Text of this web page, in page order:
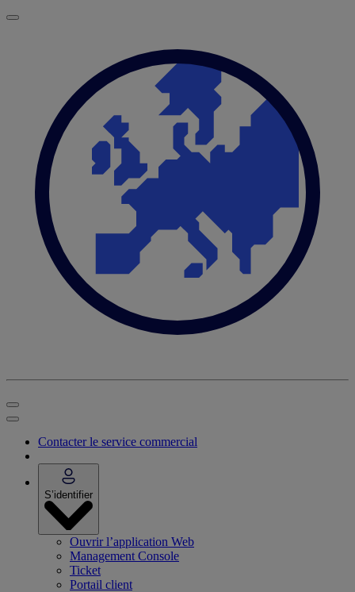
Contacter le service commercial
S’identifier
Ouvrir l’application Web
Management Console
Ticket
Portail client